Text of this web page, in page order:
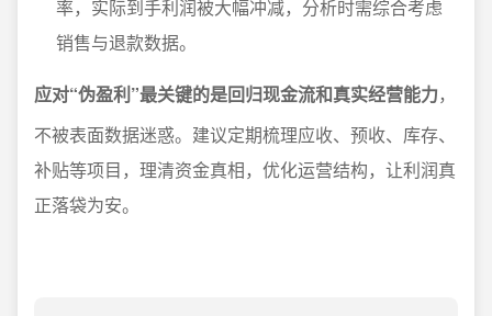
率，实际到手利润被大幅冲减，分析时需综合考虑
销售与退款数据。
应对“伪盈利”最关键的是回归现金流和真实经营能力，
不被表面数据迷惑。建议定期梳理应收、预收、库存、
补贴等项目，理清资金真相，优化运营结构，让利润真
正落袋为安。